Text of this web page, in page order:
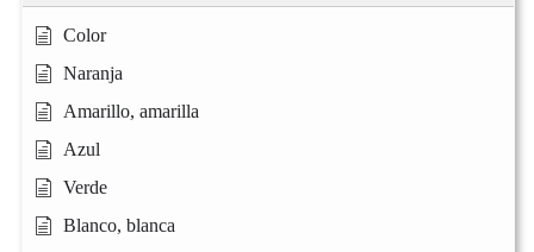
Color
Naranja
Amarillo, amarilla
Azul
Verde
Blanco, blanca